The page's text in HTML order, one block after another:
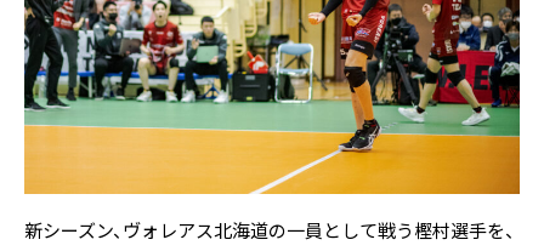
新シーズン、ヴォレアス北海道の一員として戦う樫村選手を、